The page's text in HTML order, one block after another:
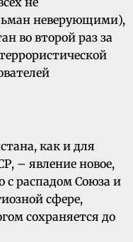
неверующими),
во второй раз за
как и для
– явление новое,
с распадом Союза и
сфере,
сохраняется до